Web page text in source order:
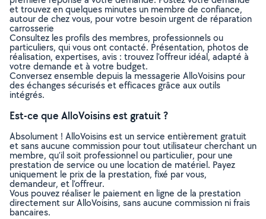
et trouvez en quelques minutes un membre de confiance,
autour de chez vous, pour votre besoin urgent de réparation
carrosserie
Consultez les profils des membres, professionnels ou
particuliers, qui vous ont contacté. Présentation, photos de
réalisation, expertises, avis : trouvez l'offreur idéal, adapté à
votre demande et à votre budget.
Conversez ensemble depuis la messagerie AlloVoisins pour
des échanges sécurisés et efficaces grâce aux outils
intégrés.
Est-ce que AlloVoisins est gratuit ?
Absolument ! AlloVoisins est un service entièrement gratuit
et sans aucune commission pour tout utilisateur cherchant un
membre, qu’il soit professionnel ou particulier, pour une
prestation de service ou une location de matériel. Payez
uniquement le prix de la prestation, fixé par vous,
demandeur, et l’offreur.
Vous pouvez réaliser le paiement en ligne de la prestation
directement sur AlloVoisins, sans aucune commission ni frais
bancaires.